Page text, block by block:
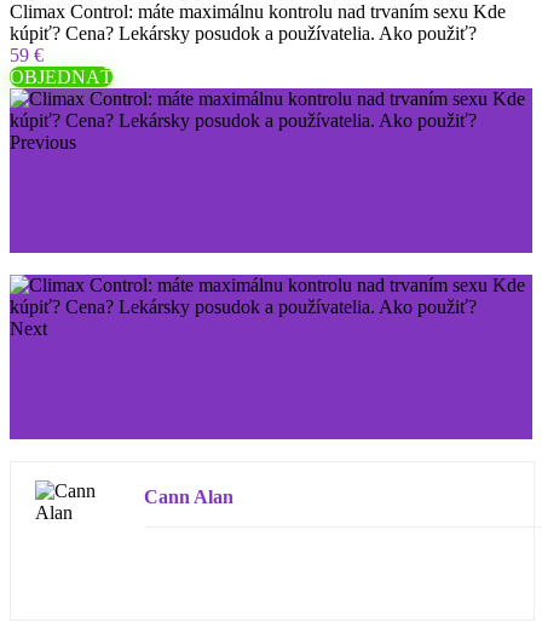
Climax Control: máte maximálnu kontrolu nad trvaním sexu Kde
kúpiť? Cena? Lekársky posudok a používatelia. Ako použiť?
59 €
OBJEDNAŤ
Previous
Next
Cann Alan